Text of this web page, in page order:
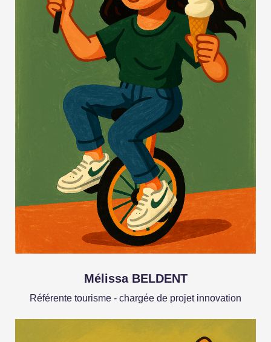
Mélissa BELDENT
Référente tourisme - chargée de projet innovation